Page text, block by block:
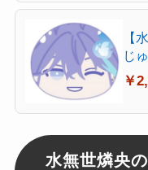
【
じ
￥
水無世燐央